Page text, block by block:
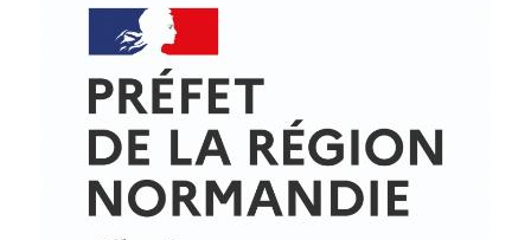
© Copyright - ProfessionsBois | Conception et réalisation :
Actualités
Mentions légales
Politique de confidentialité